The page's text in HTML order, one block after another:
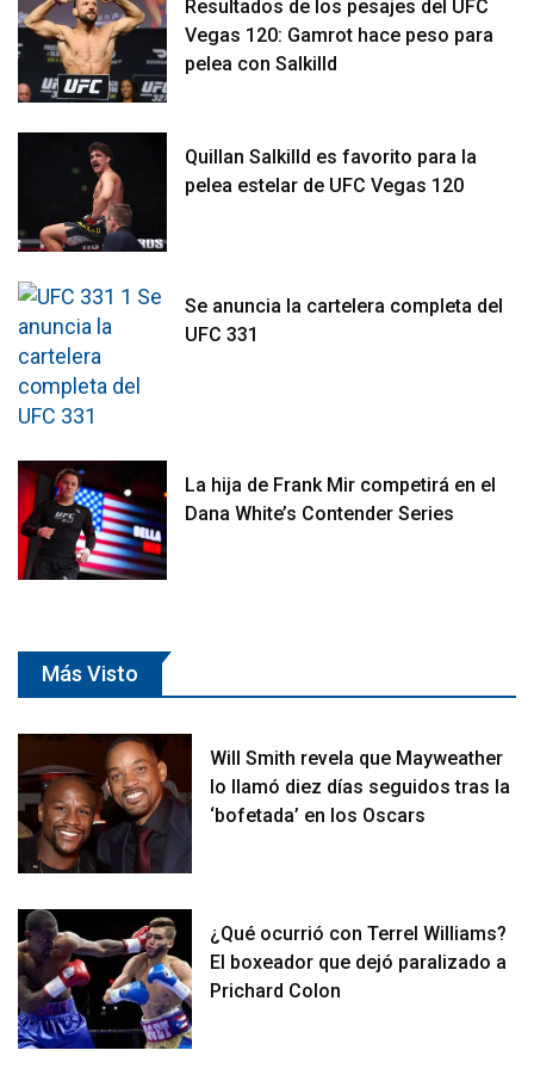
Resultados de los pesajes del UFC
Vegas 120: Gamrot hace peso para
pelea con Salkilld
Quillan Salkilld es favorito para la
pelea estelar de UFC Vegas 120
Se anuncia la cartelera completa del
UFC 331
La hija de Frank Mir competirá en el
Dana White’s Contender Series
Más Visto
Will Smith revela que Mayweather
lo llamó diez días seguidos tras la
‘bofetada’ en los Oscars
¿Qué ocurrió con Terrel Williams?
El boxeador que dejó paralizado a
Prichard Colon